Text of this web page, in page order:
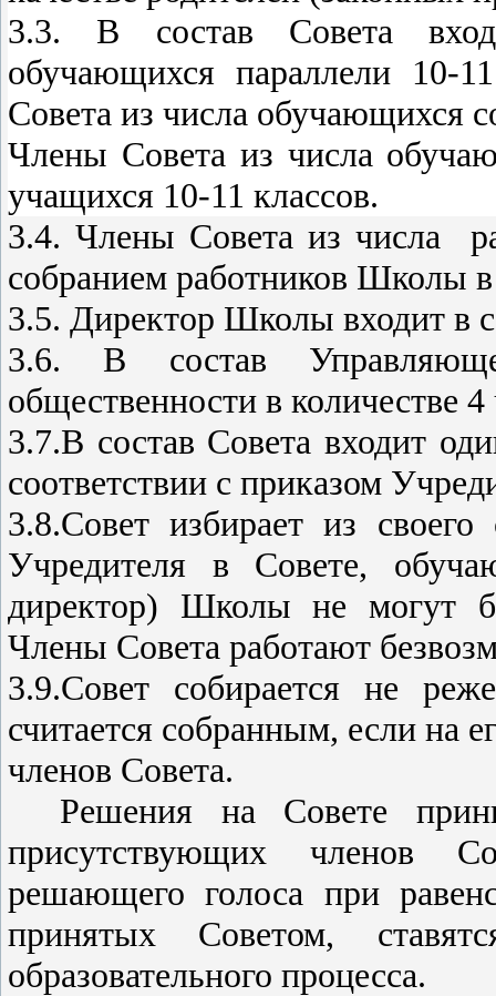
3.3. В состав Совета
обучающихся параллели 10-
Совета из числа обучающихся
Члены Совета из числа
учащихся 10-11 классов.
3.4. Члены Совета из числа
собранием работников Школы в
3.5. Директор Школы входит в
3.6. В состав
общественности в количестве 4
3.7.В состав Совета входит
соответствии с приказом
3.8.Совет избирает из своего
Учредителя в Совете,
директор) Школы не могут
Члены Совета работают
3.9.Совет собирается не
считается собранным, если на
членов Совета.
Решения на Совете
присутствующих членов
решающего голоса при
принятых Советом,
образовательного процесса.